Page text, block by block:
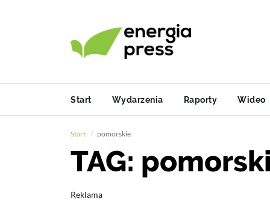
Start Wydarzenia Raporty Wideo
Start pomorskie
TAG:
Reklama